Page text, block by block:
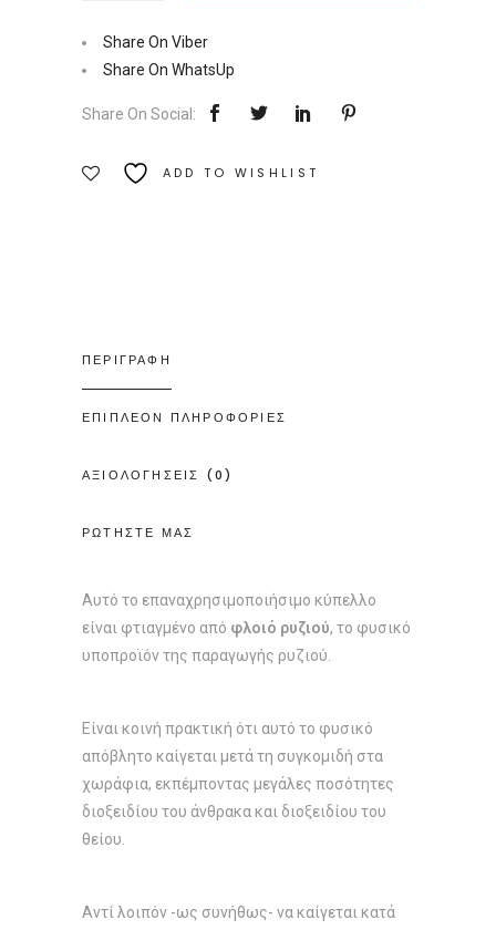
Series
Ποσότητα
Share On Viber
Share On WhatsUp
Share On Social:
ADD TO WISHLIST
ΠΕΡΙΓΡΑΦΗ
ΕΠΙΠΛΕΟΝ ΠΛΗΡΟΦΟΡΙΕΣ
ΑΞΙΟΛΟΓΗΣΕΙΣ (0)
ΡΩΤΗΣΤΕ ΜΑΣ
Αυτό το επαναχρησιμοποιήσιμο κύπελλο
είναι φτιαγμένο από φλοιό ρυζιού, το φυσικό
υποπροϊόν της παραγωγής ρυζιού.
Είναι κοινή πρακτική ότι αυτό το φυσικό
απόβλητο καίγεται μετά τη συγκομιδή στα
χωράφια, εκπέμποντας μεγάλες ποσότητες
διοξειδίου του άνθρακα και διοξειδίου του
θείου.
Αντί λοιπόν -ως συνήθως- να καίγεται κατά